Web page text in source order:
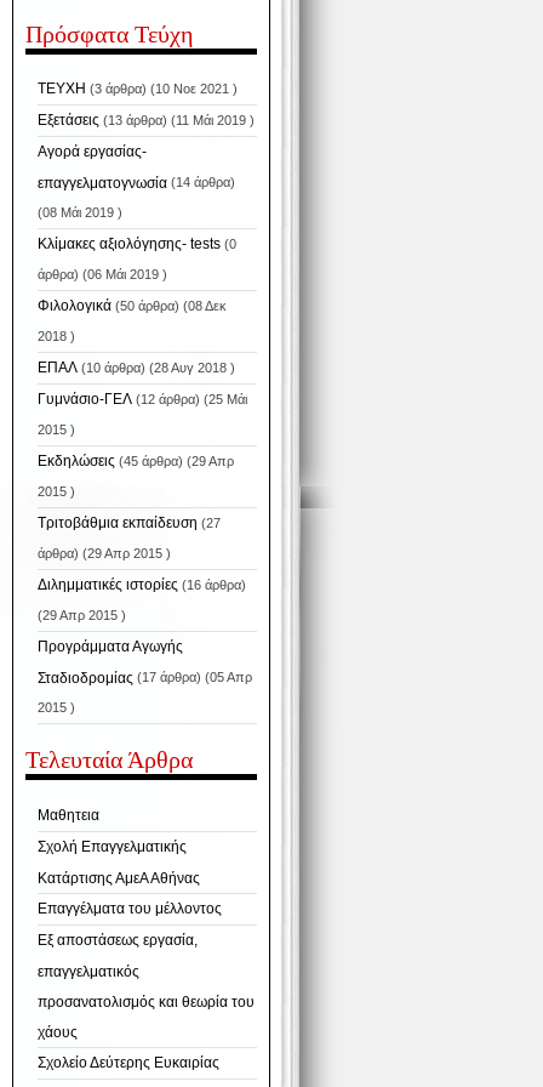
Πρόσφατα Τεύχη
TEYXH (3 άρθρα) (10 Νοε 2021 )
Εξετάσεις (13 άρθρα) (11 Μάι 2019 )
Αγορά εργασίας-
επαγγελματογνωσία(14 άρθρα)
(08 Μάι 2019 )
Κλίμακες αξιολόγησης- tests(0
άρθρα) (06 Μάι 2019 )
Φιλολογικά(50 άρθρα) (08 Δεκ
2018 )
ΕΠΑΛ(10 άρθρα) (28 Αυγ 2018 )
Γυμνάσιο-ΓΕΛ(12 άρθρα) (25 Μάι
2015 )
Εκδηλώσεις (45 άρθρα) (29 Απρ
2015 )
Tριτοβάθμια εκπαίδευση (27
άρθρα) (29 Απρ 2015 )
Διλημματικές ιστορίες (16 άρθρα)
(29 Απρ 2015 )
Προγράμματα Αγωγής
Σταδιοδρομίας (17 άρθρα) (05 Απρ
2015 )
Τελευταία Άρθρα
Μαθητεια
Σχολή Επαγγελματικής
Κατάρτισης ΑμεΑ Αθήνας
Επαγγέλματα του μέλλοντος
Εξ αποστάσεως εργασία,
επαγγελματικός
προσανατολισμός και θεωρία του
χάους
Σχολείο Δεύτερης Ευκαιρίας